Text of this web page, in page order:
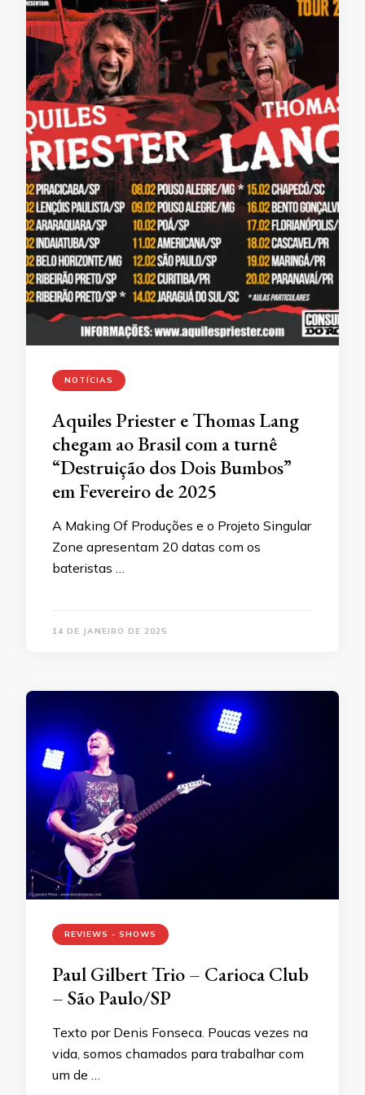
NOTÍCIAS
Aquiles Priester e Thomas Lang
chegam ao Brasil com a turnê
“Destruição dos Dois Bumbos”
em Fevereiro de 2025
A Making Of Produções e o Projeto Singular
Zone apresentam 20 datas com os
bateristas …
14 DE JANEIRO DE 2025
REVIEWS - SHOWS
Paul Gilbert Trio – Carioca Club
– São Paulo/SP
Texto por Denis Fonseca. Poucas vezes na
vida, somos chamados para trabalhar com
um de …